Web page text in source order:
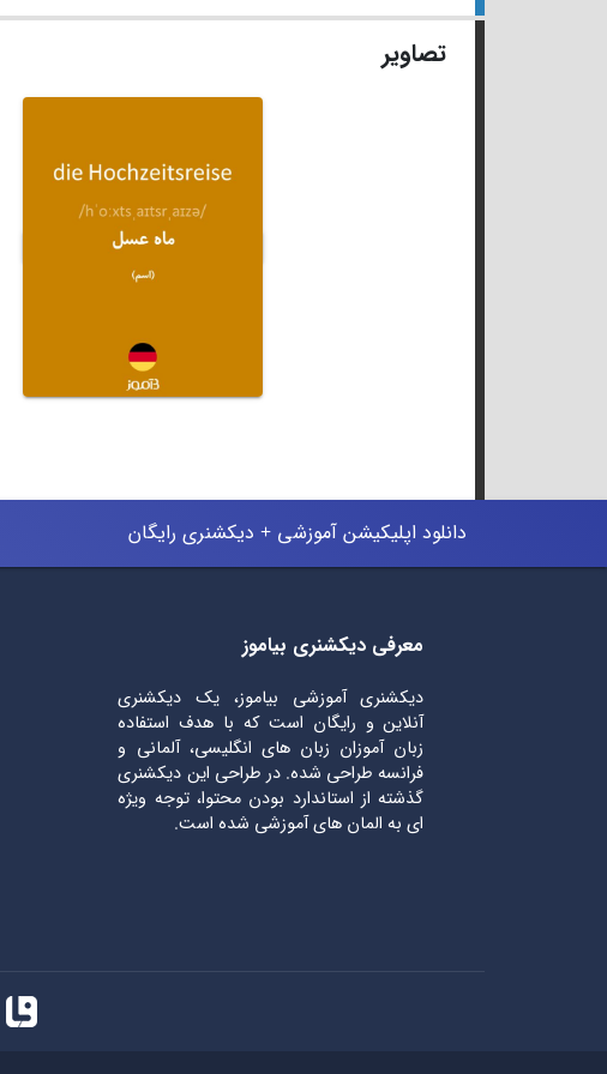
تصاویر
دانلود اپلیکیشن آموزشی + دیکشنری رایگان
معرفی دیکشنری بیاموز
دیکشنری آموزشی بیاموز، یک دیکشنری
آنلاین و رایگان است که با هدف استفاده
زبان آموزان زبان های انگلیسی، آلمانی و
فرانسه طراحی شده. در طراحی این دیکشنری
گذشته از استاندارد بودن محتوا، توجه ویژه
ای به المان های آموزشی شده است.